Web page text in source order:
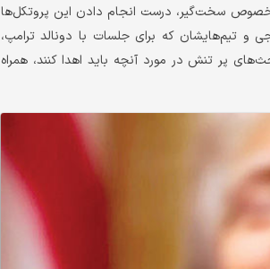
سخت‌گیر، درست انجام دادن این پروتکل‌ها
و تیم‌هایشان که برای جلسات با دونالد ترامپ،
پر تنش در مورد آنچه باید اهدا کنند، همراه